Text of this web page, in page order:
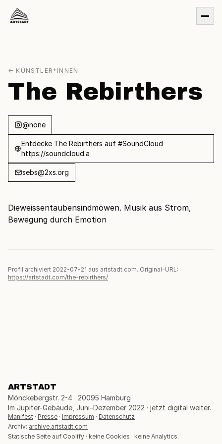
← KÜNSTLER*INNEN
The Rebirthers
@none
Entdecke The Rebirthers auf #SoundCloud
https://soundcloud.a
sebs@2xs.org
Dieweissentaubensindmöwen. Musik aus Strom,
Bewegung durch Emotion
Profil archiviert 2022-07-21 aus artstadt.com. Original-URL:
https://artstadt.com/the-rebirthers/
ARTSTADT
Mönckebergstr. 2-4 · 20095 Hamburg
Im Jupiter-Gebäude, Juni–Dezember 2022 · jetzt digital weiter.
Manifest · Presse · Impressum · Datenschutz
Archiv: archive.artstadt.com
Statische Seite auf Coolify · keine Cookies · keine Analytics.